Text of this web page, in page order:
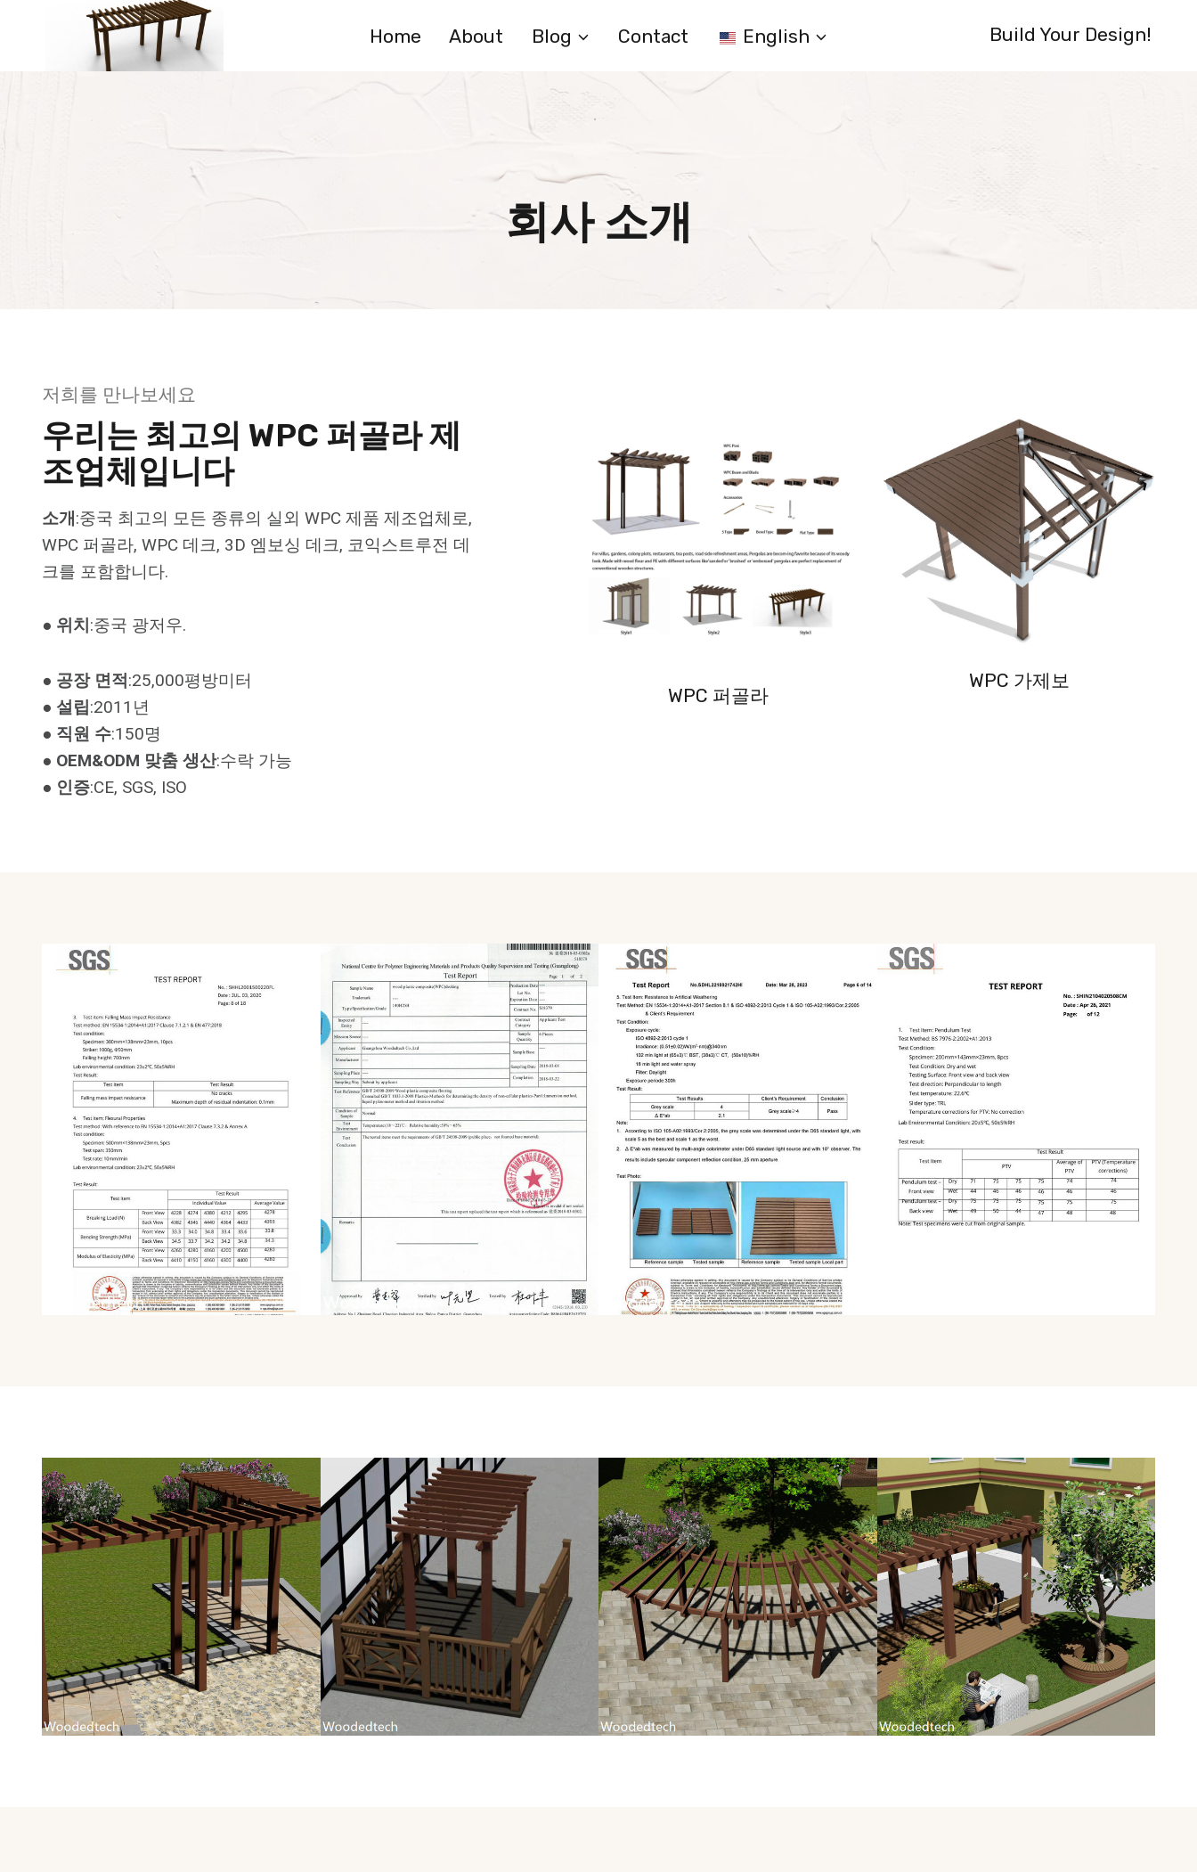
Home About Blog Contact English Build Your Design!
회사 소개
저희를 만나보세요
우리는 최고의 WPC 퍼골라 제
조업체입니다
소개:중국 최고의 모든 종류의 실외 WPC 제품 제조업체로,
WPC 퍼골라, WPC 데크, 3D 엠보싱 데크, 코익스트루전 데
크를 포함합니다.
● 위치:중국 광저우.
● 공장 면적:25,000평방미터
● 설립:2011년
● 직원 수:150명
● OEM&ODM 맞춤 생산:수락 가능
● 인증:CE, SGS, ISO
WPC 퍼골라
WPC 가제보